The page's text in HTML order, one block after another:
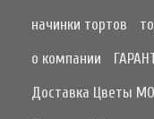
начинки тортов
о компании
Доставка Цветы